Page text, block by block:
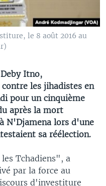
le 8 août 2016 au
Itno,
les jihadistes en
pour un cinquième
après la mort
N'Djamena lors d'une
sa réélection.
Tchadiens", a
par la force au
d'investiture